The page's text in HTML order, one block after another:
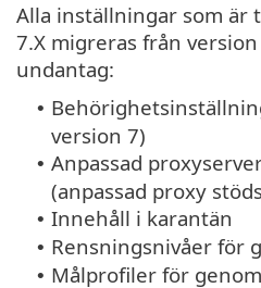
Alla inställningar som är
7.X migreras från
undantag:
•
version 7)
• Anpassad
(anpassad proxy
• Innehåll i karantän
• Rensningsnivåer för
• Målprofiler för